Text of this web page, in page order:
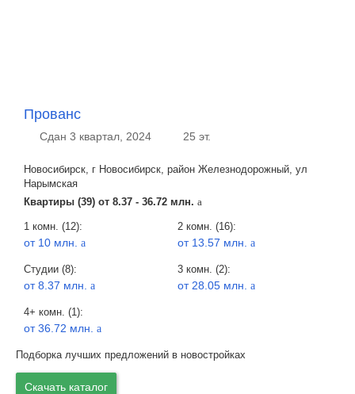
Прованс
Сдан 3 квартал, 2024 25 эт.
Новосибирск, г Новосибирск, район Железнодорожный, ул
Нарымская
Квартиры (39) от 8.37 - 36.72 млн. a
1 комн. (12):
от 10 млн. a
2 комн. (16):
от 13.57 млн. a
Студии (8):
от 8.37 млн. a
3 комн. (2):
от 28.05 млн. a
4+ комн. (1):
от 36.72 млн. a
Подборка лучших предложений в новостройках
Скачать каталог